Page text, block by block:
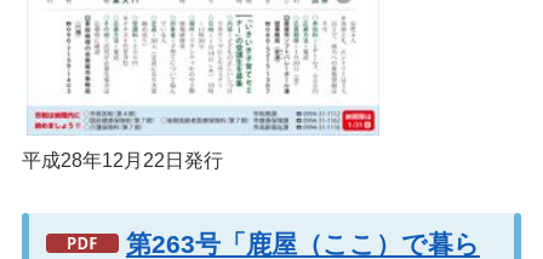
平成28年12月22日発行
第263号「鹿屋（ここ）で暮ら